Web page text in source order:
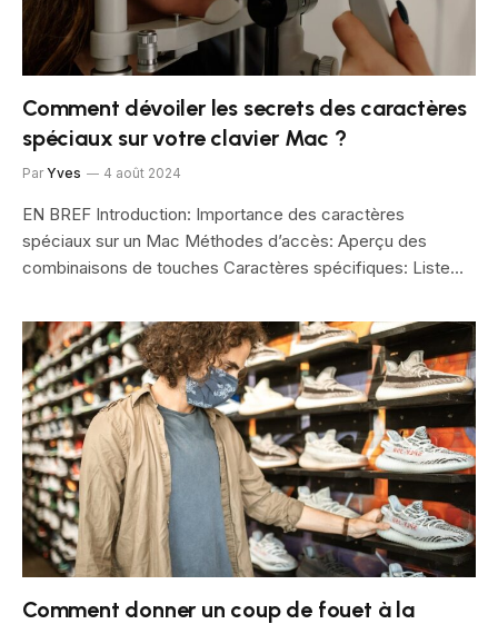
Comment dévoiler les secrets des caractères
spéciaux sur votre clavier Mac ?
Par Yves 4 août 2024
EN BREF Introduction: Importance des caractères
spéciaux sur un Mac Méthodes d’accès: Aperçu des
combinaisons de touches Caractères spécifiques: Liste…
Comment donner un coup de fouet à la